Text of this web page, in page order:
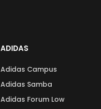
ADIDAS
Adidas Campus
Adidas Samba
Adidas Forum Low